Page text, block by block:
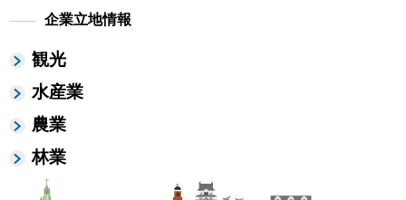
企業立地情報
観光
水産業
農業
林業